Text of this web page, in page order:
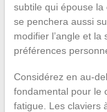
subtile qui épouse
se penchera aussi
modifier l’angle et
préférences
Considérez en au-
fondamental pour le
fatigue. Les claviers